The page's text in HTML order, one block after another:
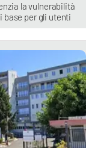
la vulnerabilità
base per gli utenti